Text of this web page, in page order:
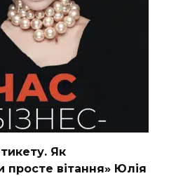
Як
просте вітання» Юлія